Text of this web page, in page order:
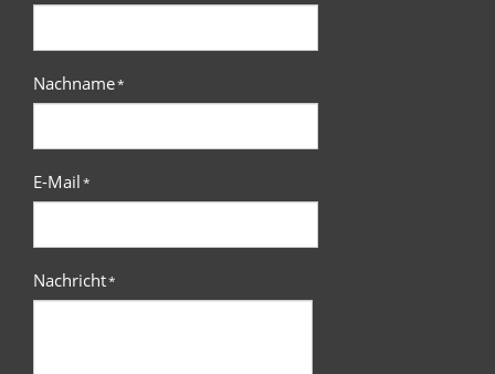
Nachname*
E-Mail*
Nachricht*